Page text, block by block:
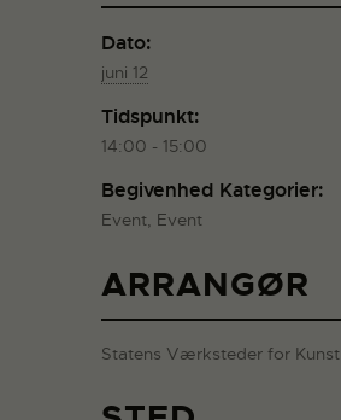
Dato:
juni 12
Tidspunkt:
14:00 - 15:00
Begivenhed Kategorier:
Event, Event
ARRANGØR
Statens Værksteder for Kunst